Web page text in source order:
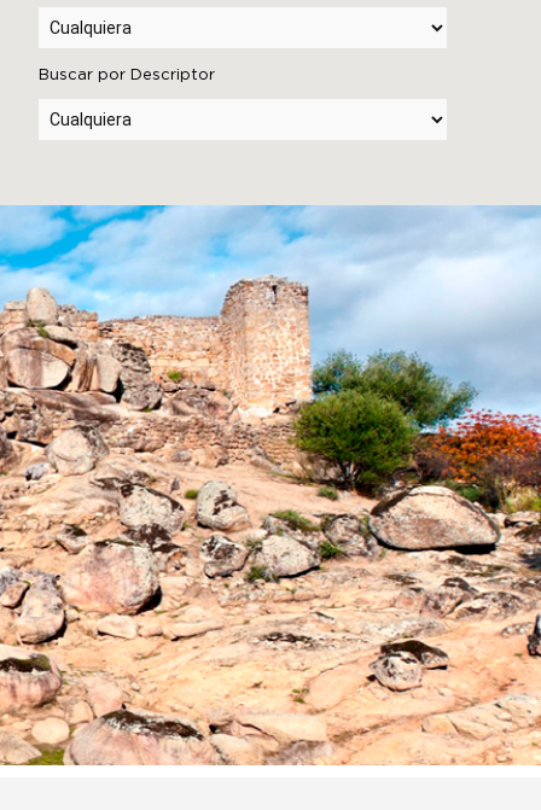
Buscar por Descriptor